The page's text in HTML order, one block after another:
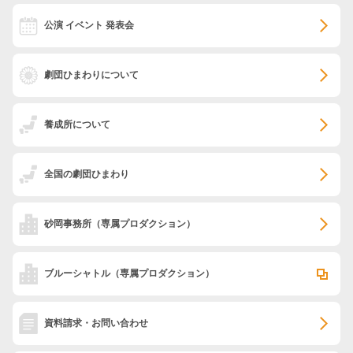
公演 イベント 発表会
劇団ひまわりについて
養成所について
全国の劇団ひまわり
砂岡事務所 （専属プロダクション）
ブルーシャトル（専属プロダクション）
資料請求・お問い合わせ